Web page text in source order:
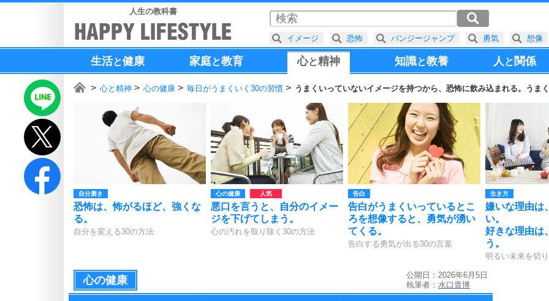
人生の教科書
生活と健康 家庭と教育 心と精神 知識と教養 人と 関係
心と精神 心の健康 毎日がうまくいく30の習慣 うまくいっていないイメージを持つから、恐怖に飲み込まれる。うま
自分磨き
恐怖は、怖がるほど、強くな
る。
自分を変える30の方法
心の健康
悪口を言うと、自分のイメー
ジを下げてしまう。
心の汚れを取り除く30の方法
告白
告白がうまくいっているとこ
ろを想像すると、勇気が湧い
てくる。
告白する勇気が出る30の言葉
生き方
嫌いな理由は
い。
好きな理由は
う。
明るい未来を切
心の健康
公開日：2026年6月5日
執筆者： 水口貴博
イメージ 恐怖 バンジージャンプ 勇気 想像